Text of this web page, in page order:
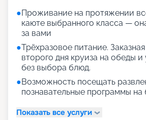
●Проживание на протяжении
каюте выбранного класса —
за вами
●Трёхразовое питание.
второго дня круиза на обеды
без выбора блюд.
●Возможность посещать
познавательные программы на
Показать все услуги